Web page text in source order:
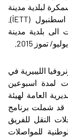
لبلدية مدينة
اسطنبول (İETT
).
بلدية مدينة
تموز 2015.
الليبيرية في
لمدة اسبوعين
العامة لهيئة
قد شملت برنامج
النقل للفريق
الوطنية للمواصلات